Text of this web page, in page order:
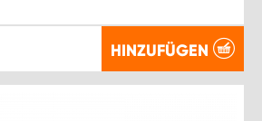
HINZUFÜGEN